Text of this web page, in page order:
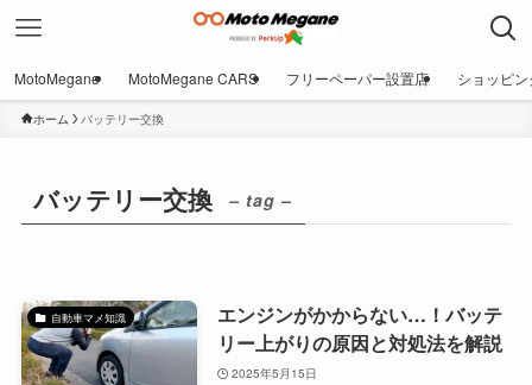
MotoMegane MotoMegane CARS フリーペーパー設置店 ショッピン
ホーム バッテリー交換
バッテリー交換 – tag –
自動車マメ知識
エンジンがかからない…！バッテ
リー上がりの原因と対処法を解説
2025年5月15日